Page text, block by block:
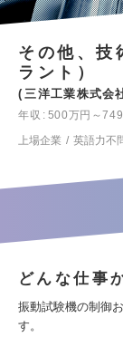
その他、技
ラント）
三洋工業株式会
年収
500万円～
上場企業
英語力不
どんな仕事
振動試験機の制御
す。